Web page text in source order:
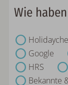
Wie
Google
HRS
Bekannte